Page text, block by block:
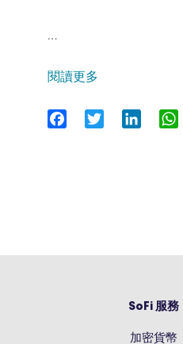
…
閱讀更多
FacebookTwitter LinkedIn
SoFi 服務
加密貨幣